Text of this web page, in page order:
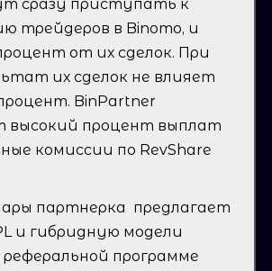
сразу приступать к
трейдеров в Binomo, и
от их сделок. При
их сделок не влияет
BinPartner
высокий процент выплат
комиссии по RevShare
партнерка предлагает
и гибридную модели
программе